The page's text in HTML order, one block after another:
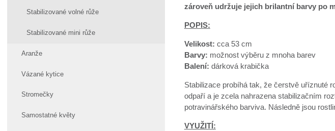
Stabilizované volné růže
Stabilizované mini růže
Aranže
Vázané kytice
Stromečky
Samostatné květy
zároveň udržuje jejich brilantní barvy po
POPIS:
Velikost: cca 53 cm
Barvy: možnost výběru z mnoha barev
Balení: dárková krabička
Stabilizace probíhá tak, že čerstvě uříznuté
odpaří a je zcela nahrazena stabilizačním
potravinářského barviva. Následně jsou
VYUŽITÍ: